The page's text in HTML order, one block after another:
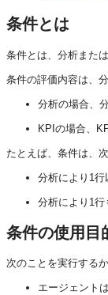
条件とは
条件とは、分析また
条件の評価内容は、
分析の場合、
KPIの場合、
たとえば、条件は、
分析により1行
分析により1行
条件の使用目
次のことを実行する
エージェント